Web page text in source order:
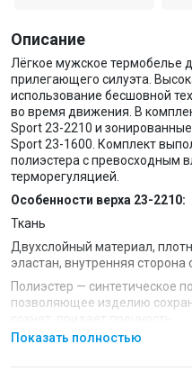
Описание
Лёгкое мужское термобелье
прилегающего силуэта.
использование бесшовной
во время движения. В
Sport 23-2210 и
Sport 23-1600. Комплект
полиэстера с превосходным
терморегуляцией.
Особенности верха 23-2210:
Ткань
Двухслойный материал,
эластан, внутренняя сторона
Полиэстер — синтетическое
позволяющее изделию
Эластан — синтетическое
Показать полностью